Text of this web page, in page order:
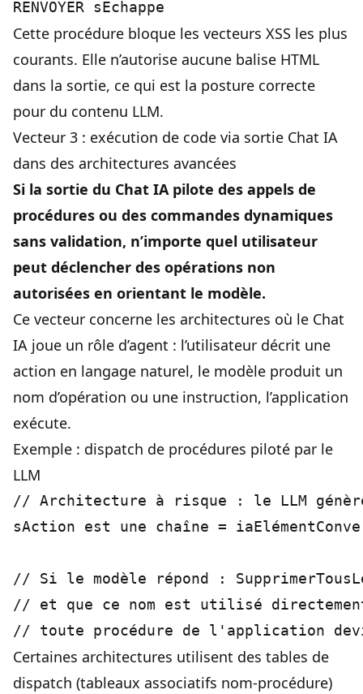
Cette procédure bloque les vecteurs XSS les plus
courants. Elle n’autorise aucune balise HTML
dans la sortie, ce qui est la posture correcte
pour du contenu LLM.
Vecteur 3 : exécution de code via sortie Chat IA
dans des architectures avancées
Si la sortie du Chat IA pilote des appels de
procédures ou des commandes dynamiques
sans validation, n’importe quel utilisateur
peut déclencher des opérations non
autorisées en orientant le modèle.
Ce vecteur concerne les architectures où le Chat
IA joue un rôle d’agent : l’utilisateur décrit une
action en langage naturel, le modèle produit un
nom d’opération ou une instruction, l’application
exécute.
Exemple : dispatch de procédures piloté par le
LLM
// Architecture à risque : le LLM
sAction est une chaîne =
// Si le modèle répond :
// et que ce nom est utilisé directement
Certaines architectures utilisent des tables de
dispatch (tableaux associatifs nom-procédure)